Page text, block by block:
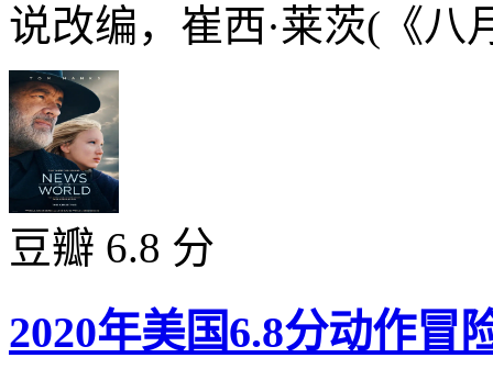
说改编，崔西·莱茨(《八
豆瓣 6.8 分
2020年美国6.8分动作冒